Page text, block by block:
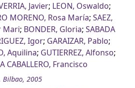
Javier; LEON, Oswaldo;
MORENO, Rosa María; SAEZ,
Mari; BONDER, Gloria; SABADA
Igor; GARAIZAR, Pablo;
Aquilina; GUTIERREZ, Alfonso;
CABALLERO, Francisco
Bilbao, 2005